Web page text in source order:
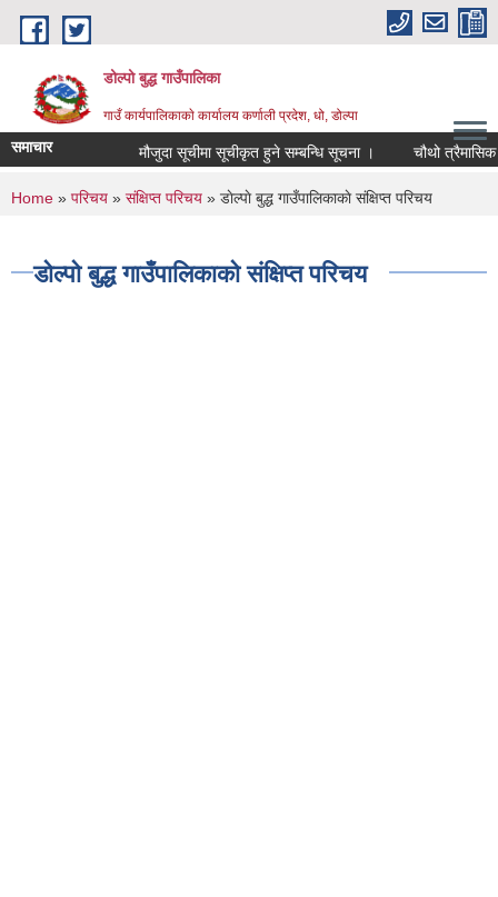
Skip to main content
डोल्पो बुद्ध गाउँपालिका
गाउँ कार्यपालिकाकाे कार्यालय कर्णाली प्रदेश, धो, डोल्पा
समाचार मौजुदा सूचीमा सूचीकृत हुने सम्बन्धि सूचना । चौथो त्रैमासिक
You are here
Home » परिचय » संक्षिप्त परिचय » डाेल्पाे बुद्ध गाउँपालिकाकाे संक्षिप्त परिचय
डाेल्पाे बुद्ध गाउँपालिकाकाे संक्षिप्त परिचय